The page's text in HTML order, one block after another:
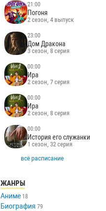
21:00
Погоня
2 сезон, 4 выпуск
23:00
Дом Дракона
3 сезон, 8 серия
00:00
Ира
2 сезон, 7 серия
00:00
Ира
2 сезон, 8 серия
00:00
История его служанки
1 сезон, 32 серия
всё расписание
ЖАНРЫ